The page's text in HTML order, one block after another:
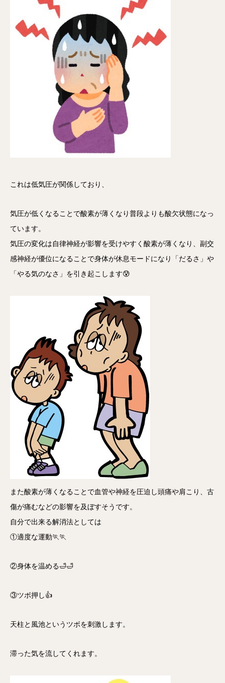
これは低気圧が関係しており、
気圧が低くなることで酸素が薄くなり普段よりも酸欠状態になっ
ています。
気圧の変化は自律神経が影響を受けやすく酸素が薄くなり、副交
感神経が優位になることで身体が休息モードになり「だるさ」や
「やる気のなさ」を引き起こします😰
また酸素が薄くなることで血管や神経を圧迫し頭痛や肩こり、古
傷が痛むなどの影響を及ぼすそうです。
自分で出来る解消法としては
①適度な運動🏃🏃
②身体を温める🛁🛁
③ツボ押し👍
天柱と風池というツボを刺激します。
滞った気を流してくれます。